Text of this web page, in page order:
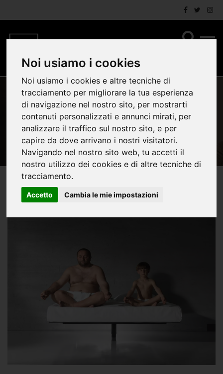
Noi usiamo i cookies
Noi usiamo i cookies e altre tecniche di
tracciamento per migliorare la tua esperienza
di navigazione nel nostro sito, per mostrarti
contenuti personalizzati e annunci mirati, per
analizzare il traffico sul nostro sito, e per
capire da dove arrivano i nostri visitatori.
Navigando nel nostro sito web, tu accetti il
nostro utilizzo dei cookies e di altre tecniche di
tracciamento.
Accetto Cambia le mie impostazioni
CHI SIAMO